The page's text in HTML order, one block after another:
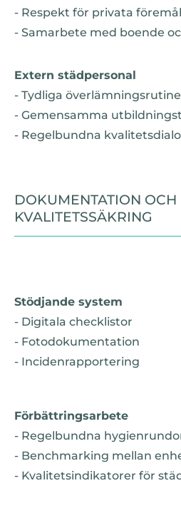
- Respekt för privata föremål
- Samarbete med boende
Extern städpersonal
- Tydliga
- Gemensamma
- Regelbundna
DOKUMENTATION OCH
KVALITETSSÄKRING
Stödjande system
- Digitala checklistor
- Fotodokumentation
- Incidenrapportering
Förbättringsarbete
- Regelbundna
- Benchmarking mellan
- Kvalitetsindikatorer för